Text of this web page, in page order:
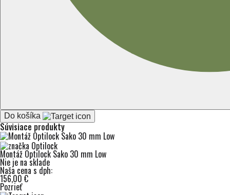
Do košíka
Súvisiace produkty
Montáž Optilock Sako 30 mm Low
Nie je na sklade
Naša cena s dph:
156,00 €
Pozrieť